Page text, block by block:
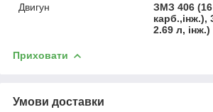
Двигун
ЗМЗ 406
карб.,інж.),
2.69 л, інж.)
Приховати
Умови доставки